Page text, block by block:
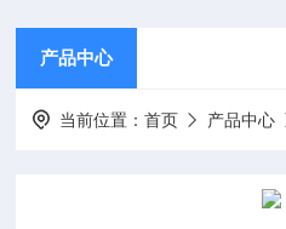
产品中心
当前位置：首页 产品中心